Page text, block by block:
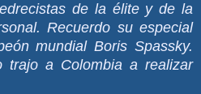
de la élite y de la
Recuerdo su especial
mundial Boris Spassky.
trajo a Colombia a realizar